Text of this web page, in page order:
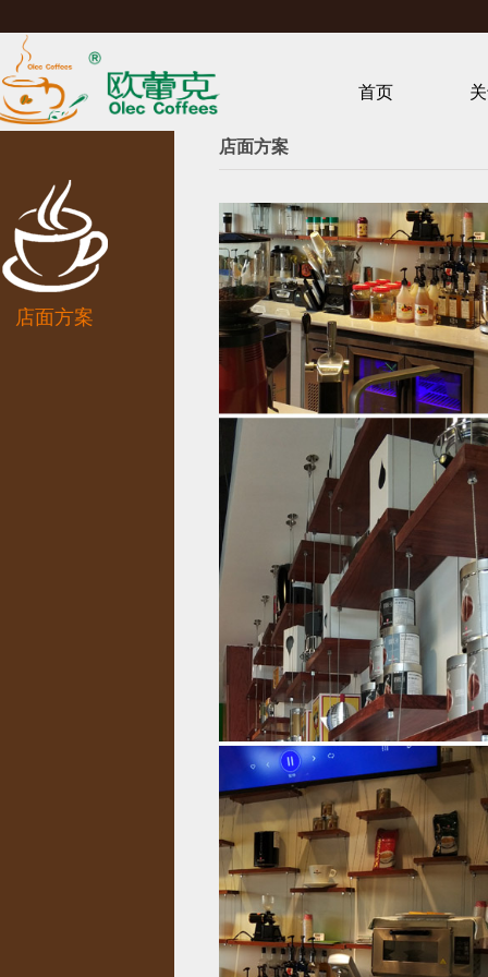
首页
店面方案
店面方案